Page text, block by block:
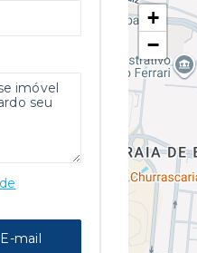
+
−
E-mail